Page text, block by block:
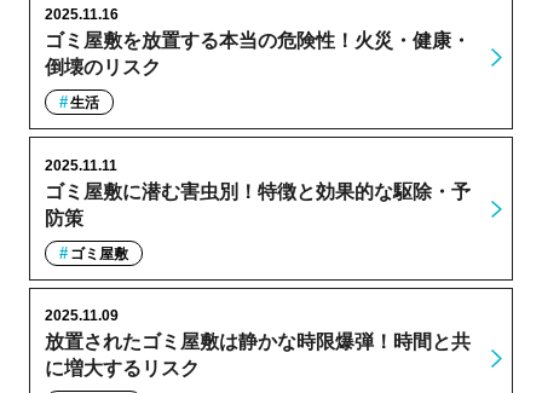
ゴミ屋敷を放置する本当の危険性！火災・健康・
倒壊のリスク
2025.11.16
生活
ゴミ屋敷に潜む害虫別！特徴と効果的な駆除・予
防策
2025.11.11
ゴミ屋敷
放置されたゴミ屋敷は静かな時限爆弾！時間と共
に増大するリスク
2025.11.09